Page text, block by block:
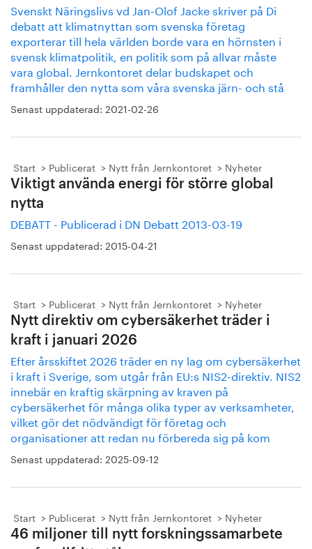
Svenskt Näringslivs vd Jan-Olof Jacke skriver på Di
debatt att klimatnyttan som svenska företag
exporterar till hela världen borde vara en hörnsten i
svensk klimatpolitik, en politik som på allvar måste
vara global. Jernkontoret delar budskapet och
framhåller den nytta som våra svenska järn- och stå
Senast uppdaterad: 2021-02-26
Start Publicerat Nytt från Jernkontoret Nyheter
Viktigt använda energi för större global
nytta
DEBATT - Publicerad i DN Debatt 2013-03-19
Senast uppdaterad: 2015-04-21
Start Publicerat Nytt från Jernkontoret Nyheter
Nytt direktiv om cybersäkerhet träder i
kraft i januari 2026
Efter årsskiftet 2026 träder en ny lag om cybersäkerhet
i kraft i Sverige, som utgår från EU:s NIS2-direktiv. NIS2
innebär en kraftig skärpning av kraven på
cybersäkerhet för många olika typer av verksamheter,
vilket gör det nödvändigt för företag och
organisationer att redan nu förbereda sig på kom
Senast uppdaterad: 2025-09-12
Start Publicerat Nytt från Jernkontoret Nyheter
46 miljoner till nytt forskningssamarbete